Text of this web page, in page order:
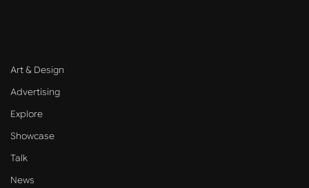
Art & Design
Advertising
Explore
Showcase
Talk
News